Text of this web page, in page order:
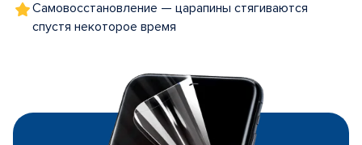
Самовосстановление — царапины стягиваются
спустя некоторое время